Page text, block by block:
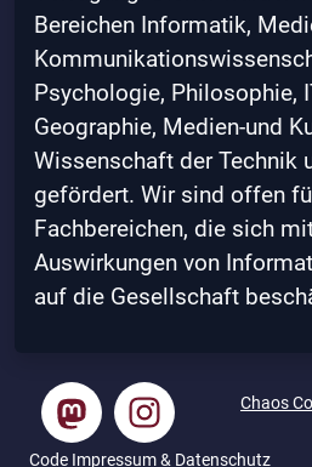
Bereichen Informatik,
Psychologie, Philosophie,
Geographie, Medien-und
Wissenschaft der Technik
gefördert. Wir sind offen
Fachbereichen, die sich
Auswirkungen von
auf die Gesellschaft
Chaos
Code Impressum& Datenschutz